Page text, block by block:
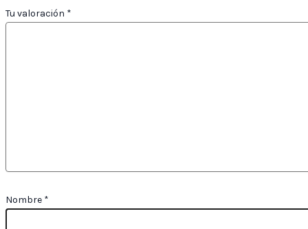
Tu valoración *
Nombre *